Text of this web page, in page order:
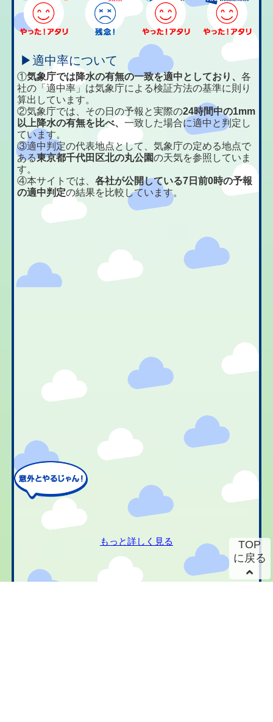
▶適中率について
①気象庁では降水の有無の一致を適中としており、各
社の「適中率」は気象庁による検証方法の基準に則り
算出しています。
②気象庁では、その日の予報と実際の24時間中の1mm
以上降水の有無を比べ、一致した場合に適中と判定し
ています。
③適中判定の代表地点として、気象庁の定める地点で
ある東京都千代田区北の丸公園の天気を参照していま
す。
④本サイトでは、各社が公開している7日前0時の予報
の適中判定の結果を比較しています。
もっと詳しく見る
TOP
に戻る